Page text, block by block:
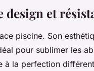
design et
piscine. Son
pour sublimer les
à la perfection